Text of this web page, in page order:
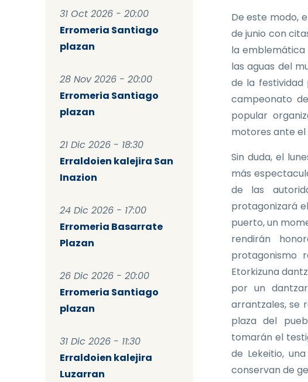
31 Oct 2026 - 20:00
Erromeria Santiago
plazan
28 Nov 2026 - 20:00
Erromeria Santiago
plazan
21 Dic 2026 - 18:30
Erraldoien kalejira San
Inazion
24 Dic 2026 - 17:00
Erromeria Basarrate
Plazan
26 Dic 2026 - 20:00
Erromeria Santiago
plazan
31 Dic 2026 - 11:30
Erraldoien kalejira
Luzarran
De este modo,
de junio con
la emblemática
las aguas del
de la festividad
campeonato
popular
motores ante el
Sin duda, el
más
de las
protagonizará
puerto, un
rendirán
protagonismo
Etorkizuna
por un
arrantzales, se
plaza del
tomarán el
de Lekeitio,
conservan de